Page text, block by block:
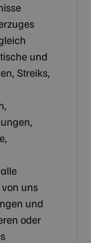
und
Streiks,
uns
und
oder